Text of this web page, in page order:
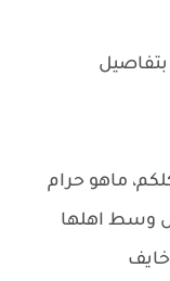
بتفاصيل
ماهو حرام
وسط اهلها